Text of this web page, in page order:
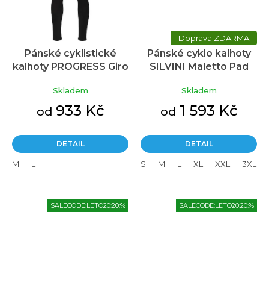
Pánské cyklistické
kalhoty PROGRESS Giro
Skladem
od 933 Kč
DETAIL
M L
ZDARMA
Pánské cyklo kalhoty
SILVINI Maletto Pad
Skladem
od 1 593 Kč
DETAIL
S M L XL XXL 3XL
SALECODE:LETO20:20:% SALECODE:LETO20:20:%